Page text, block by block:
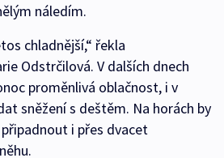
náledím.
chladnější,“ řekla
Odstrčilová. V dalších dnech
proměnlivá oblačnost, i v
sněžení s deštěm. Na horách by
i přes dvacet